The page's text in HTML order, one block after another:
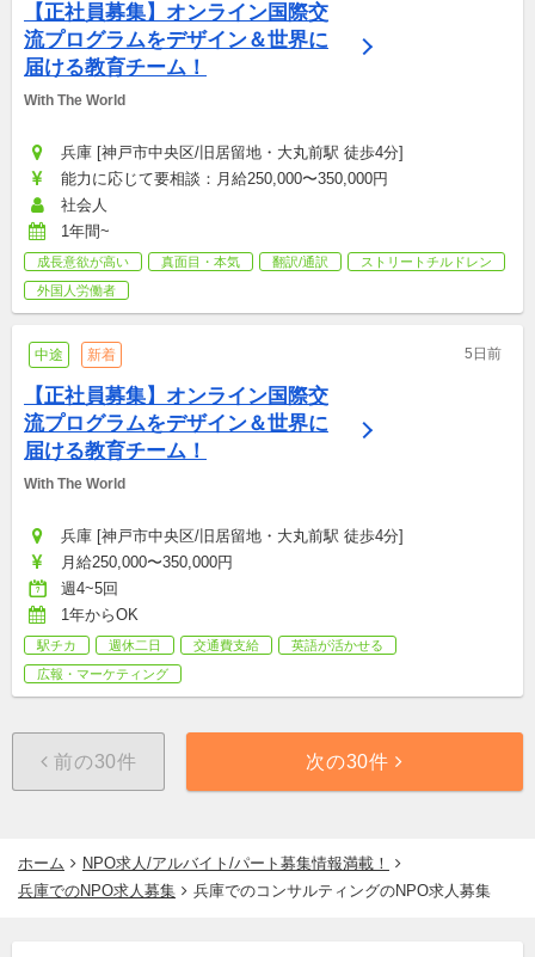
【正社員募集】オンライン国際交
流プログラムをデザイン＆世界に
届ける教育チーム！
With The World
兵庫 [神戸市中央区/旧居留地・大丸前駅 徒歩4分]
能力に応じて要相談：月給250,000〜350,000円
社会人
1年間~
成長意欲が高い 真面目・本気 翻訳/通訳
ストリートチルドレン
外国人労働者
中途 新着 5日前
【正社員募集】オンライン国際交
流プログラムをデザイン＆世界に
届ける教育チーム！
With The World
兵庫 [神戸市中央区/旧居留地・大丸前駅 徒歩4分]
月給250,000〜350,000円
週4~5回
1年からOK
駅チカ 週休二日 交通費支給
英語が活かせる
広報・マーケティング
前の30件 次の30件
ホーム
NPO求人/アルバイト/パート募集情報満載！
兵庫でのNPO求人募集
兵庫でのコンサルティングのNPO求人募集